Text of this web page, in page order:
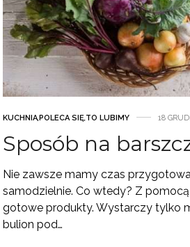
KUCHNIA,POLECA SIĘ,TO LUBIMY 18
Sposób na
Nie zawsze mamy czas
samodzielnie. Co wtedy? Z
gotowe produkty. Wystarczy tylko
bulion pod…